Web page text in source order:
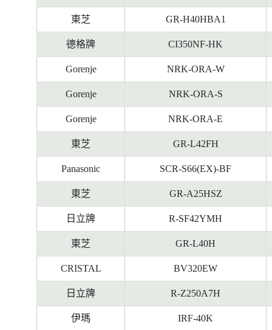
東芝 GR-H40HBA1
德格牌 CI350NF-HK
Gorenje NRK-ORA-W
Gorenje NRK-ORA-S
Gorenje NRK-ORA-E
東芝 GR-L42FH
Panasonic SCR-S66(EX)-BF
東芝 GR-A25HSZ
日立牌 R-SF42YMH
東芝 GR-L40H
CRISTAL BV320EW
日立牌 R-Z250A7H
伊瑪 IRF-40K